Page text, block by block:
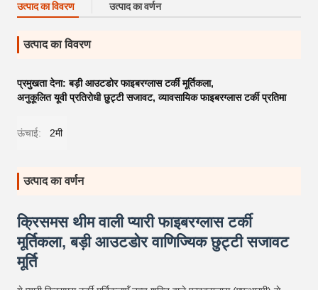
उत्पाद का विवरण उत्पाद का वर्णन
उत्पाद का विवरण
प्रमुखता देना:बड़ी आउटडोर फाइबरग्लास टर्की मूर्तिकला,
अनुकूलित यूवी प्रतिरोधी छुट्टी सजावट,व्यावसायिक फाइबरग्लास टर्की प्रतिमा
ऊंचाई: 2मी
उत्पाद का वर्णन
क्रिसमस थीम वाली प्यारी फाइबरग्लास टर्की
मूर्तिकला, बड़ी आउटडोर वाणिज्यिक छुट्टी सजावट
मूर्ति